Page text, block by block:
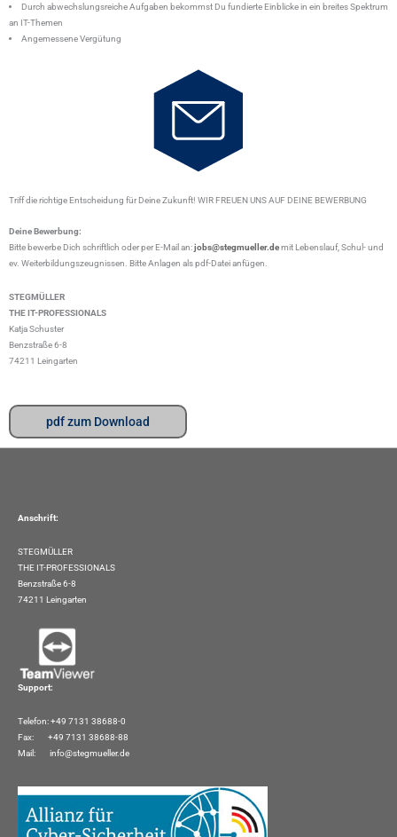
Durch abwechslungsreiche Aufgaben bekommst Du fundierte Einblicke in ein breites Spektrum
an IT-Themen
Angemessene Vergütung
Triff die richtige Entscheidung für Deine Zukunft! WIR FREUEN UNS AUF DEINE BEWERBUNG
Deine Bewerbung:
Bitte bewerbe Dich schriftlich oder per E-Mail an:jobs@stegmueller.demit Lebenslauf, Schul- und
ev. Weiterbildungszeugnissen. Bitte Anlagen als pdf-Datei anfügen.
STEGMÜLLER
THE IT-PROFESSIONALS
Katja Schuster
Benzstraße 6-8
74211 Leingarten
pdf zum Download
Anschrift:
STEGMÜLLER
THE IT-PROFESSIONALS
Benzstraße 6-8
74211 Leingarten
Support:
Telefon: +49 7131 38688-0
Fax: +49 7131 38688-88
Mail:
info@stegmueller.de